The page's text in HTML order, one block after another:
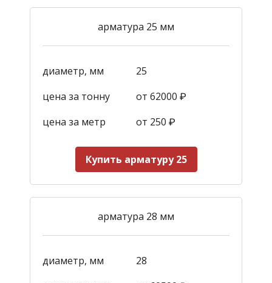
арматура 25 мм
диаметр, мм
25
цена за тонну
от 62000 ₽
цена за метр
от 250 ₽
Купить арматуру 25
арматура 28 мм
диаметр, мм
28